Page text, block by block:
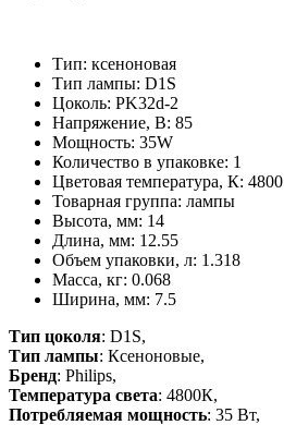
Тип: ксеноновая
Тип лампы: D1S
Цоколь: PK32d-2
Напряжение, В: 85
Мощность: 35W
Количество в упаковке: 1
Цветовая температура, К: 4800
Товарная группа: лампы
Высота, мм: 14
Длина, мм: 12.55
Объем упаковки, л: 1.318
Масса, кг: 0.068
Ширина, мм: 7.5
Тип цоколя: D1S,
Тип лампы: Ксеноновые,
Бренд: Philips,
Температура света: 4800К,
Потребляемая мощность: 35 Вт,